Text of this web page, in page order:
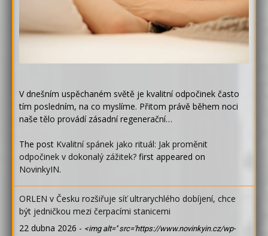
V dnešním uspěchaném světě je kvalitní odpočinek často
tím posledním, na co myslíme. Přitom právě během noci
naše tělo provádí zásadní regenerační…
The post Kvalitní spánek jako rituál: Jak proměnit
odpočinek v dokonalý zážitek? first appeared on
NovinkyIN.
ORLEN v Česku rozšiřuje síť ultrarychlého dobíjení, chce
být jedničkou mezi čerpacími stanicemi
22 dubna 2026 - <img alt='' src='https://www.novinkyin.cz/wp-